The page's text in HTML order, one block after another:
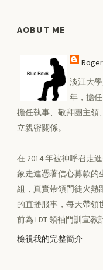
AOBUT ME
淡江大
年，擔
擔任執事、敬拜團主領
立親密關係。
在 2014 年被神呼召走
象走進憑著信心募款的
組，真實帶領門徒火熱
的直播服事，每天帶領
前為 LDT 領袖門訓宣教
檢視我的完整簡介